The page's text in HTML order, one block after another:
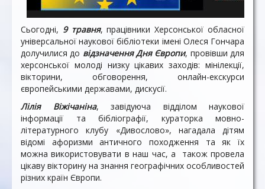
Сьогодні, 9 травня, працівники Херсонської обласної
універсальної наукової бібліотеки імені Олеся Гончара
долучилися до відзначення Дня Європи, провівши для
херсонської молоді низку цікавих заходів: мінілекції,
вікторини, обговорення, онлайн-екскурси
європейськими державами, дискусії.
Лілія Віжічаніна, завідуюча відділом наукової
інформації та бібліографії, кураторка мовно-
літературного клубу «Дивослово», нагадала дітям
відомі афоризми античного походження та як їх
можна використовувати в наш час, а також провела
цікаву вікторину на знання географічних особливостей
різних країн Європи.